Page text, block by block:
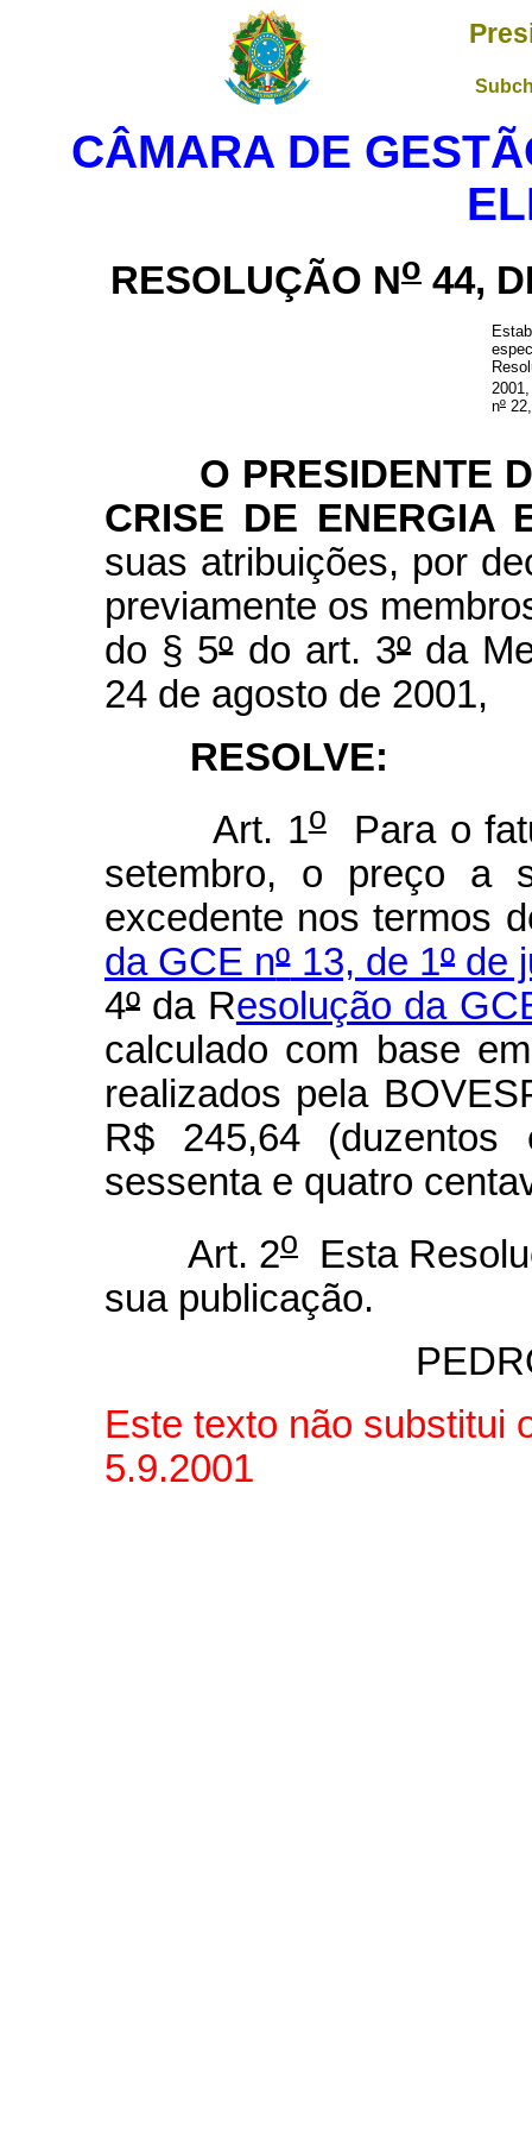
CÂMARA DE
RESOLUÇÃO No 44,
nº
O PRESIDENTE
CRISE DE ENERGIA
suas atribuições, por
previamente os
do § 5ºdo art. 3ºda
24 de agosto de 2001,
RESOLVE:
Art. 1oPara o
setembro, o preço a
excedente nos termos
da GCE nº13, de 1º de
4º da Resolução da
calculado com base
realizados pela
R$ 245,64
sessenta e quatro
Art. 2o
Esta
sua publicação.
Este texto não substitui
5.9.2001